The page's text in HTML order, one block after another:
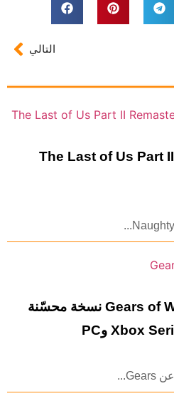
التالي
الاعلان الترويجي للعبة The Last of Us Part II
رسميًا Gears of War: Reloaded نسخة محسّنة